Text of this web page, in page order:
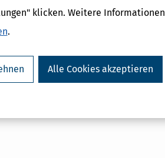
klicken. Weitere Informationen
.
Alle Cookies akzeptieren